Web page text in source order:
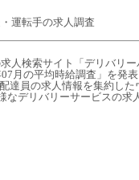
運転手の求人調査
人検索サイト「デリバリー
月の平均時給調査」を発表
達員の求人情報を集約し
なデリバリーサービスの求